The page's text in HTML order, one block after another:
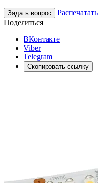
Задать вопрос
Распечатать
Поделиться
ВКонтакте
Viber
Telegram
Скопировать ссылку